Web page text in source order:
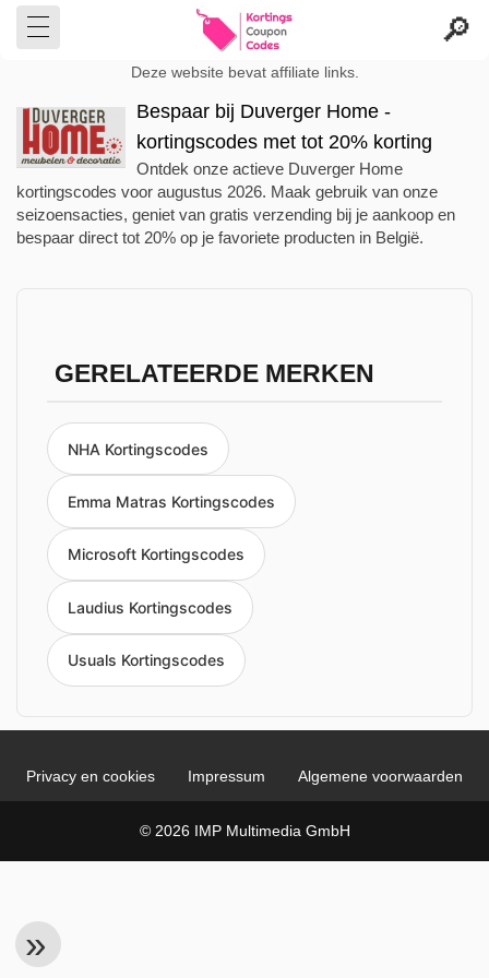
Deze website bevat affiliate links.
Bespaar bij Duverger Home -
kortingscodes met tot 20% korting
Ontdek onze actieve Duverger Home
kortingscodes voor augustus 2026. Maak gebruik van onze
seizoensacties, geniet van gratis verzending bij je aankoop en
bespaar direct tot 20% op je favoriete producten in België.
GERELATEERDE MERKEN
NHA Kortingscodes
Emma Matras Kortingscodes
Microsoft Kortingscodes
Laudius Kortingscodes
Usuals Kortingscodes
Privacy en cookies Impressum Algemene voorwaarden
© 2026 IMP Multimedia GmbH